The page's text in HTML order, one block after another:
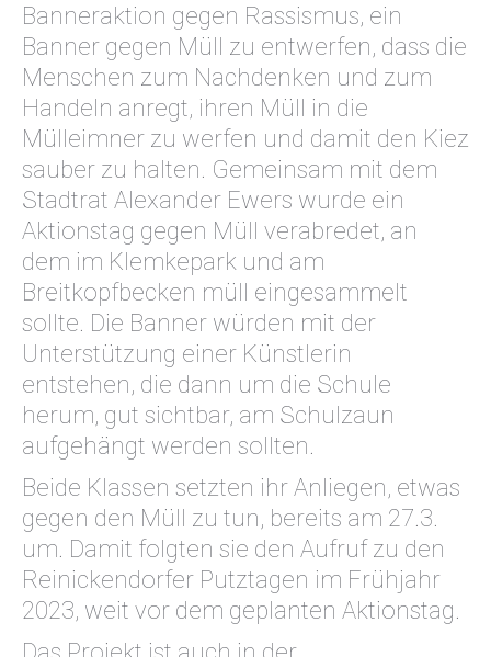
Banneraktion gegen Rassismus, ein
Banner gegen Müll zu entwerfen, dass die
Menschen zum Nachdenken und zum
Handeln anregt, ihren Müll in die
Mülleimner zu werfen und damit den Kiez
sauber zu halten. Gemeinsam mit dem
Stadtrat Alexander Ewers wurde ein
Aktionstag gegen Müll verabredet, an
dem im Klemkepark und am
Breitkopfbecken müll eingesammelt
sollte. Die Banner würden mit der
Unterstützung einer Künstlerin
entstehen, die dann um die Schule
herum, gut sichtbar, am Schulzaun
aufgehängt werden sollten.
Beide Klassen setzten ihr Anliegen, etwas
gegen den Müll zu tun, bereits am 27.3.
um. Damit folgten sie den Aufruf zu den
Reinickendorfer Putztagen im Frühjahr
2023, weit vor dem geplanten Aktionstag.